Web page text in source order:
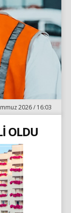
2026 / 16:03
OLDU